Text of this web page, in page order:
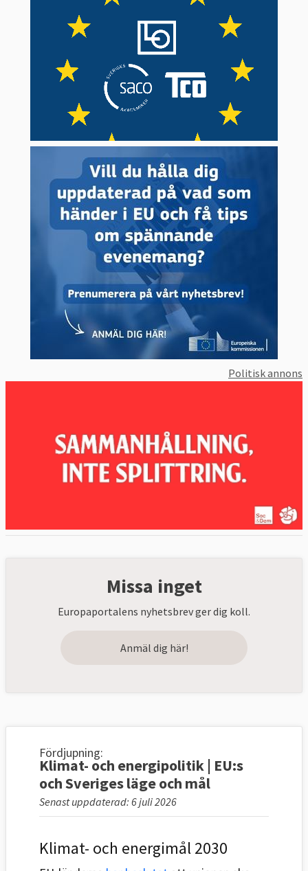
Politisk annons
Missa inget
Europaportalens nyhetsbrev ger dig koll.
Anmäl dig här!
Fördjupning:
Klimat- och energipolitik | EU:s
och Sveriges läge och mål
Senast uppdaterad: 6 juli 2026
Klimat- och energimål 2030